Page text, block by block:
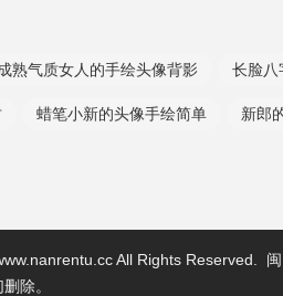
熟气质女人的手绘头像背影 长脸八
蜡笔小新的头像手绘简单 新郎
All Rights Reserved.
除。